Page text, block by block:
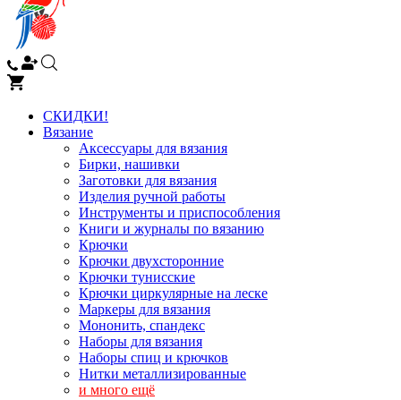
СКИДКИ!
Вязание
Аксессуары для вязания
Бирки, нашивки
Заготовки для вязания
Изделия ручной работы
Инструменты и приспособления
Книги и журналы по вязанию
Крючки
Крючки двухсторонние
Крючки тунисские
Крючки циркулярные на леске
Маркеры для вязания
Мононить, спандекс
Наборы для вязания
Наборы спиц и крючков
Нитки металлизированные
и много ещё